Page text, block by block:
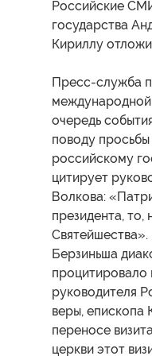
Российские
государства
Кириллу
Пресс-служба
международной
очередь
поводу
российскому
цитирует
Волкова:
президента, то,
Берзиньша
процитировало
руководителя
веры, епископа
переносе
церкви этот